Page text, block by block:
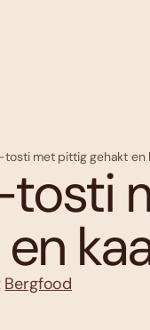
tosti met pittig gehakt en
tosti
Bergfood